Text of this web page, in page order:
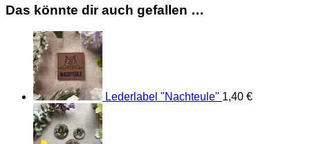
Das könnte dir auch gefallen …
Lederlabel "Nachteule" 1,40 €